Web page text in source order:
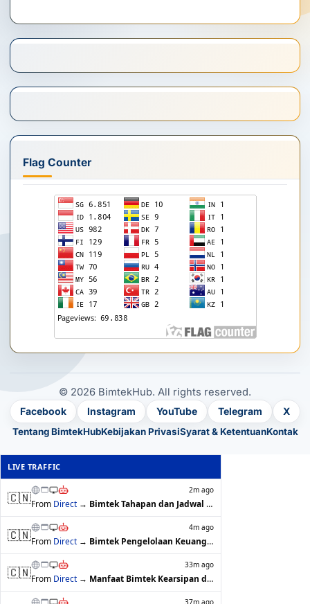
Flag Counter
© 2026 BimtekHub. All rights reserved.
Facebook Instagram YouTube Telegram X
Tentang BimtekHubKebijakan PrivasiSyarat & KetentuanKontak
LIVE TRAFFIC
🇨🇳 2m ago
From Direct → Bimtek Tahapan dan Jadwal Penyusunan A…
🇨🇳 4m ago
From Direct → Bimtek Pengelolaan Keuangan Desa di Ja…
🇨🇳 33m ago
From Direct → Manfaat Bimtek Kearsipan dan Keuangan …